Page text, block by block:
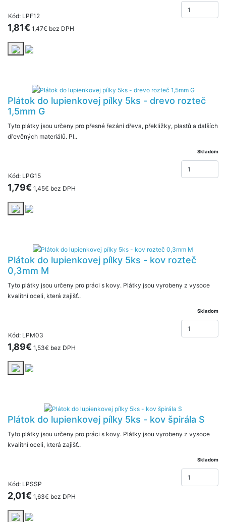
Kód: LPF12
1,81€ 1,47€ bez DPH
Plátok do lupienkovej pílky 5ks - drevo rozteč
1,5mm G
Tyto plátky jsou určeny pro přesné řezání dřeva, překližky, plastů a dalších
dřevěných materiálů. Pl..
Kód: LPG15
Skladom
1,79€ 1,45€ bez DPH
Plátok do lupienkovej pílky 5ks - kov rozteč
0,3mm M
Tyto plátky jsou určeny pro práci s kovy. Plátky jsou vyrobeny z vysoce
kvalitní oceli, která zajišť..
Kód: LPM03
Skladom
1,89€ 1,53€ bez DPH
Plátok do lupienkovej pílky 5ks - kov špirála S
Tyto plátky jsou určeny pro práci s kovy. Plátky jsou vyrobeny z vysoce
kvalitní oceli, která zajišť..
Kód: LPSSP
Skladom
2,01€ 1,63€ bez DPH